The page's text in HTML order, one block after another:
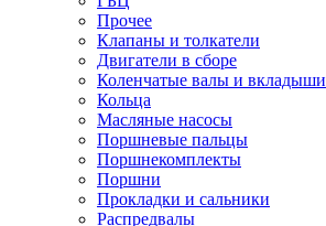
Прочее
Клапаны и толкатели
Двигатели в сборе
Коленчатые валы и вкладыши
Кольца
Масляные насосы
Поршневые пальцы
Поршнекомплекты
Поршни
Прокладки и сальники
Распредвалы